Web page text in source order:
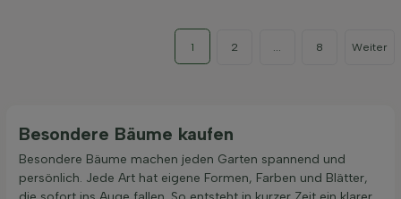
1 2 8 Weiter
Besondere Bäume kaufen
Besondere Bäume machen jeden Garten spannend und
persönlich. Jede Art hat eigene Formen, Farben und Blätter,